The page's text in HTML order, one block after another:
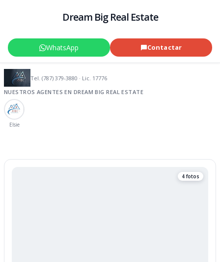
Dream Big Real Estate
WhatsApp Contactar
Tel. (787) 379-3880 · Lic. 17776
NUESTROS AGENTES EN DREAM BIG REAL ESTATE
Elsie
4 fotos